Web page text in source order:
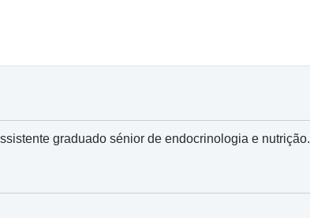
graduado sénior de endocrinologia e nutrição.